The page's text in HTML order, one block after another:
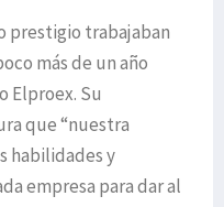
prestigio trabajaban
más de un año
Elproex. Su
que “nuestra
habilidades y
empresa para dar al